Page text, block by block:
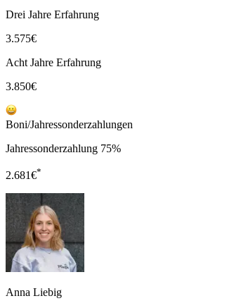
Drei Jahre Erfahrung
3.575€
Acht Jahre Erfahrung
3.850€
Boni/Jahressonderzahlungen
Jahressonderzahlung 75%
2.681€*
Anna Liebig